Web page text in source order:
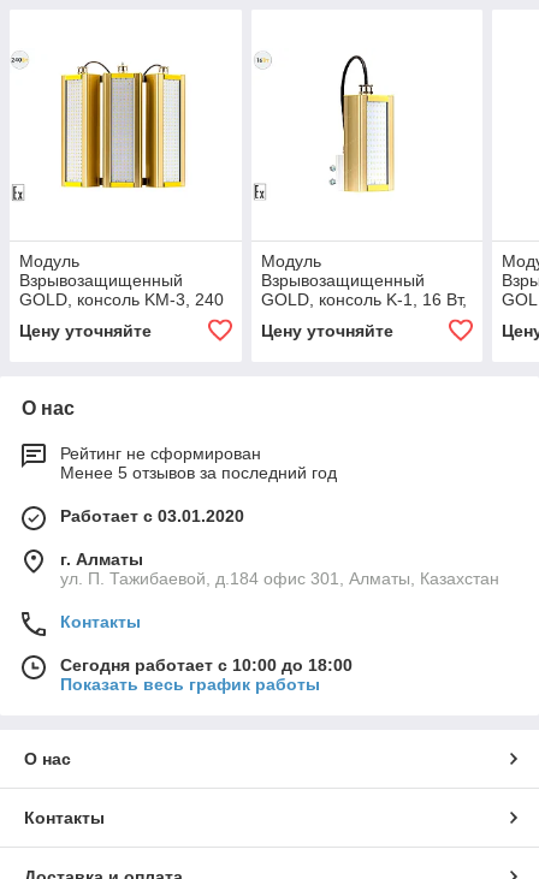
Модуль
Взрывозащищенный
GOLD, консоль KM-3, 240
светильник
Цену уточняйте
Модуль
Взрывозащищенный
GOLD, консоль K-1, 16 Вт,
светодиодный светильник
Цену уточняйте
О нас
Рейтинг не сформирован
Менее 5 отзывов за последний год
Работает с 03.01.2020
г. Алматы
ул. П. Тажибаевой, д.184 офис 301, Алматы, Казахстан
Контакты
Сегодня работает с 10:00 до 18:00
Показать весь график работы
О нас
Контакты